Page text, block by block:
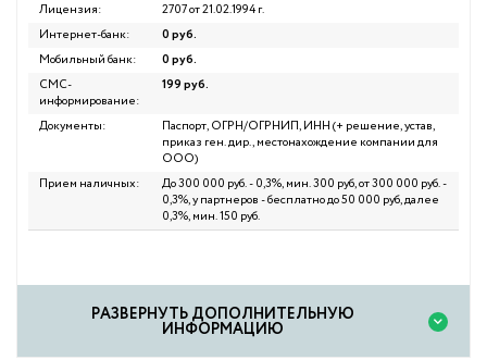
Лицензия:
2707 от 21.02.1994 г.
Интернет-банк:
0 руб.
Мобильный банк:
0 руб.
СМС-
информирование:
199 руб.
Документы:
Паспорт, ОГРН/ОГРНИП, ИНН (+ решение, устав,
приказ ген. дир., местонахождение компании для
ООО)
Прием наличных:
До 300 000 руб. - 0,3%, мин. 300 руб, от 300 000 руб. -
0,3%, у партнеров - бесплатно до 50 000 руб, далее
0,3%, мин. 150 руб.
PАЗВЕРНУТЬ ДОПОЛНИТЕЛЬНУЮ
ИНФОРМАЦИЮ